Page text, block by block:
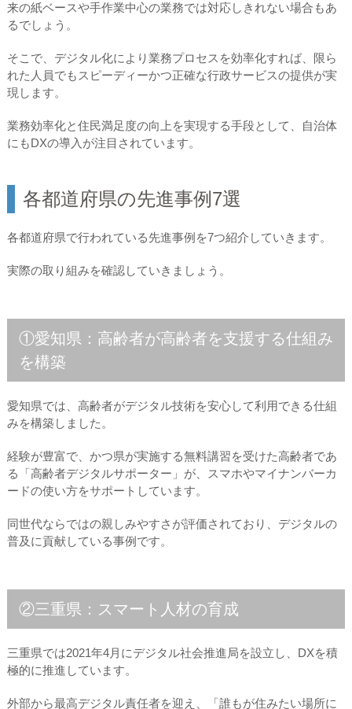
来の紙ベースや手作業中心の業務では対応しきれない場合もあ
るでしょう。
そこで、デジタル化により業務プロセスを効率化すれば、限ら
れた人員でもスピーディーかつ正確な行政サービスの提供が実
現します。
業務効率化と住民満足度の向上を実現する手段として、自治体
にもDXの導入が注目されています。
各都道府県の先進事例7選
各都道府県で行われている先進事例を7つ紹介していきます。
実際の取り組みを確認していきましょう。
①愛知県：高齢者が高齢者を支援する仕組み
を構築
愛知県では、高齢者がデジタル技術を安心して利用できる仕組
みを構築しました。
経験が豊富で、かつ県が実施する無料講習を受けた高齢者であ
る「高齢者デジタルサポーター」が、スマホやマイナンバーカ
ードの使い方をサポートしています。
同世代ならではの親しみやすさが評価されており、デジタルの
普及に貢献している事例です。
②三重県：スマート人材の育成
三重県では2021年4月にデジタル社会推進局を設立し、DXを積
極的に推進しています。
外部から最高デジタル責任者を迎え、「誰もが住みたい場所に